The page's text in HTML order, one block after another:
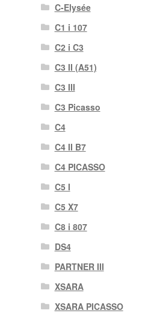
C-Elysée
C1 i 107
C2 i C3
C3 II (A51)
C3 III
C3 Picasso
C4
C4 II B7
C4 PICASSO
C5 I
C5 X7
C8 i 807
DS4
PARTNER III
XSARA
XSARA PICASSO